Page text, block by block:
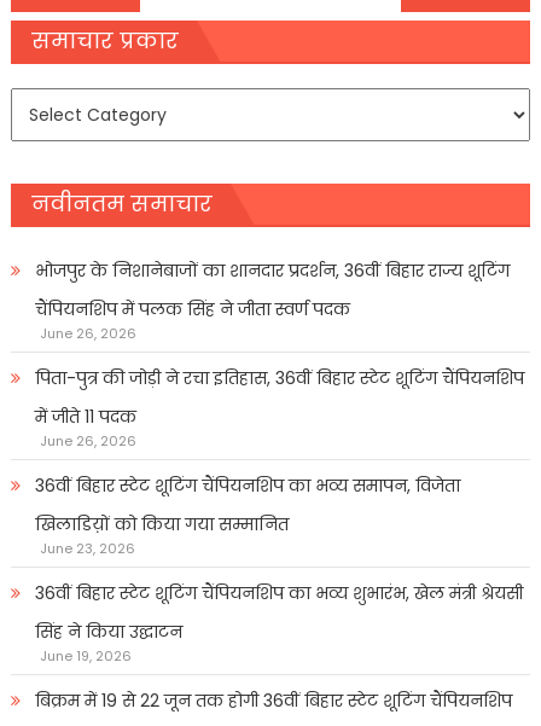
navigation
समाचार प्रकार
समाचार
नवीनतम समाचार
भोजपुर के निशानेबाजों का शानदार प्रदर्शन, 36वीं बिहार राज्य शूटिंग
चैंपियनशिप में पलक सिंह ने जीता स्वर्ण पदक
June 26, 2026
पिता-पुत्र की जोड़ी ने रचा इतिहास, 36वीं बिहार स्टेट शूटिंग चैंपियनशिप
में जीते 11 पदक
June 26, 2026
36वीं बिहार स्टेट शूटिंग चैंपियनशिप का भव्य समापन, विजेता
खिलाडिय़ों को किया गया सम्मानित
June 23, 2026
36वीं बिहार स्टेट शूटिंग चैंपियनशिप का भव्य शुभारंभ, खेल मंत्री श्रेयसी
सिंह ने किया उद्घाटन
June 19, 2026
बिक्रम में 19 से 22 जून तक होगी 36वीं बिहार स्टेट शूटिंग चैंपियनशिप